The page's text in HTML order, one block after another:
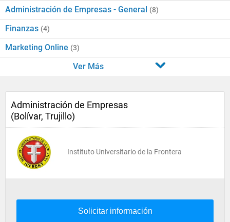
Administración de Empresas - General (8)
Finanzas (4)
Marketing Online (3)
Ver Más
Administración de Empresas
(Bolívar, Trujillo)
Instituto Universitario de la Frontera
Solicitar información